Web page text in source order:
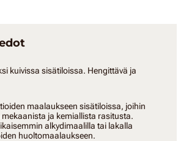
kuivissa sisätiloissa. Hengittävä ja
maalaukseen sisätiloissa, joihin
ja kemiallista rasitusta.
alkydimaalilla tai lakalla
huoltomaalaukseen.